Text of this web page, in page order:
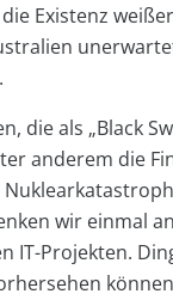
Existenz
die als „Black
anderem die
wir einmal
IT-Projekten.
können